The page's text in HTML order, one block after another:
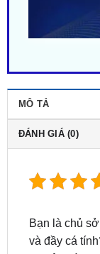
ĐÁNH GIÁ (0)
Bạn là chủ
nghiệm lái
sự tiện nghi